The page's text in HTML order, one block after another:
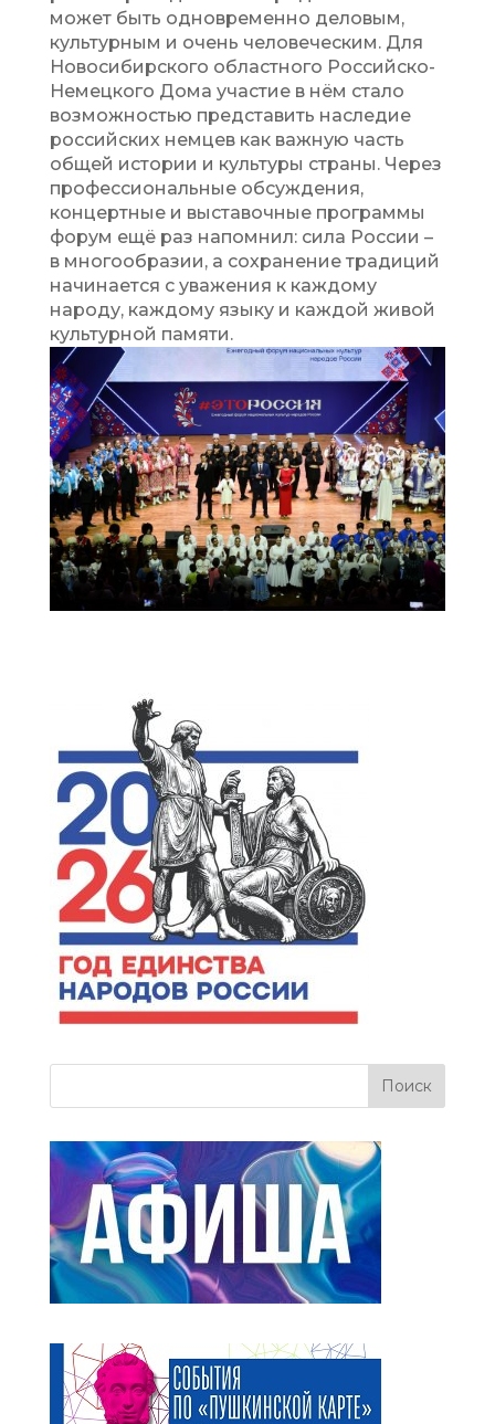
может быть одновременно деловым,
культурным и очень человеческим. Для
Новосибирского областного Российско-
Немецкого Дома участие в нём стало
возможностью представить наследие
российских немцев как важную часть
общей истории и культуры страны. Через
профессиональные обсуждения,
концертные и выставочные программы
форум ещё раз напомнил: сила России –
в многообразии, а сохранение традиций
начинается с уважения к каждому
народу, каждому языку и каждой живой
культурной памяти.